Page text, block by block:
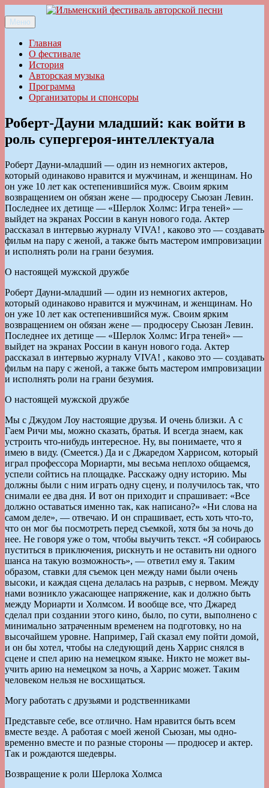
к
содержимому
Ильменский фестиваль авторской песни
Меню
Главная
О фестивале
История
Авторская музыка
Программа
Организаторы и спонсоры
Роберт-Дауни младший: как войти в
роль супергероя-интеллектуала
Роберт Дауни-младший — один из не­многих актеров,
который одинаково нравится и мужчинам, и женщинам. Но
он уже 10 лет как остепенившийся муж. Своим ярким
возвращением он обязан жене — продюсеру Сьюзан Левин.
Последнее их детище — «Шерлок Холмс: Игра теней» —
выйдет на экранах России в канун нового года. Актер
рассказал в интервью журналу VIVA! , каково это — создавать
фильм на пару с женой, а также быть мастером импровизации
и исполнять роли на грани безумия.
О настоящей мужской дружбе
Роберт Дауни-младший — один из не­многих актеров,
который одинаково нравится и мужчинам, и женщинам. Но
он уже 10 лет как остепенившийся муж. Своим ярким
возвращением он обязан жене — продюсеру Сьюзан Левин.
Последнее их детище — «Шерлок Холмс: Игра теней» —
выйдет на экранах России в канун нового года. Актер
рассказал в интервью журналу VIVA! , каково это — создавать
фильм на пару с женой, а также быть мастером импровизации
и исполнять роли на грани безумия.
О настоящей мужской дружбе
Мы с Джудом Лоу настоящие друзья. И очень близки. А с
Гаем Ричи мы, можно сказать, братья. И всегда знаем, как
устроить что-нибудь интересное. Ну, вы понимаете, что я
имею в виду. (Смеется.) Да и с Джаредом Харрисом, который
играл профессора Мориарти, мы весьма неплохо общаемся,
успели сойтись на площадке. Расскажу одну историю. Мы
должны были с ним играть одну сцену, и получилось так, что
снимали ее два дня. И вот он приходит и спрашивает: «Все
должно оставаться именно так, как написано?» «Ни слова на
самом деле», — отвечаю. И он спрашивает, есть хоть что-то,
что он мог бы посмотреть перед съемкой, хотя бы за ночь до
нее. Не говоря уже о том, чтобы выучить текст. «Я собираюсь
пус­титься в приключения, рискнуть и не оставить ни одного
шанса на такую возможность», — ответил ему я. Таким
образом, ставки для съемок цен между нами были очень
высоки, и каж­дая сцена делалась на разрыв, с нервом. Между
нами возник­ло ужасающее напряжение, как и должно быть
между Мориарти и Холмсом. И вообще все, что Джаред
сделал при соз­дании этого кино, было, по сути, выполнено с
минимально затраченным временем на подготовку, но на
высочайшем уровне. Например, Гай сказал ему пойти домой,
и он бы хотел, чтобы на следующий день Харрис снялся в
сцене и спел арию на немецком языке. Никто не может вы­
учить арию на немецком за ночь, а Харрис может. Таким
человеком нельзя не восхищаться.
Могу работать с друзьями и родственниками
Представьте себе, все отлично. Нам нравится быть всем
вместе везде. А работая с моей женой Сьюзан, мы одно­
временно вместе и по разные стороны — продюсер и актер.
Так и рождаются шедевры.
Возвращение к роли Шерлока Холмса